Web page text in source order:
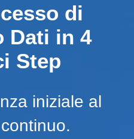
di
Dati in 4
Step
iniziale al